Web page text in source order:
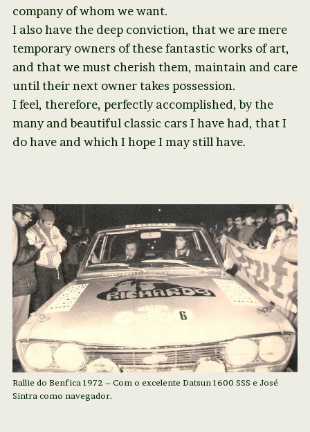
company of whom we want.
I also have the deep conviction, that we are mere
temporary owners of these fantastic works of art,
and that we must cherish them, maintain and care
until their next owner takes possession.
I feel, therefore, perfectly accomplished, by the
many and beautiful classic cars I have had, that I
do have and which I hope I may still have.
Rallie do Benfica 1972 – Com o excelente Datsun 1600 SSS e José
Sintra como navegador.